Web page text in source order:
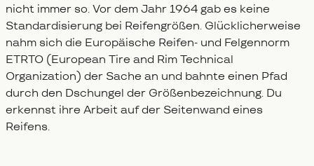
nicht immer so. Vor dem Jahr 1964 gab es keine
Standardisierung bei Reifengrößen. Glücklicherweise
nahm sich die Europäische Reifen- und Felgennorm
ETRTO (European Tire and Rim Technical
Organization) der Sache an und bahnte einen Pfad
durch den Dschungel der Größenbezeichnung. Du
erkennst ihre Arbeit auf der Seitenwand eines
Reifens.